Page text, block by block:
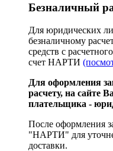
Безналичный
Для юридических
безналичному
средств с
счет НАРТИ
Для оформления
расчету, на сайте
плательщика -
После оформления
"НАРТИ" для
доставки.